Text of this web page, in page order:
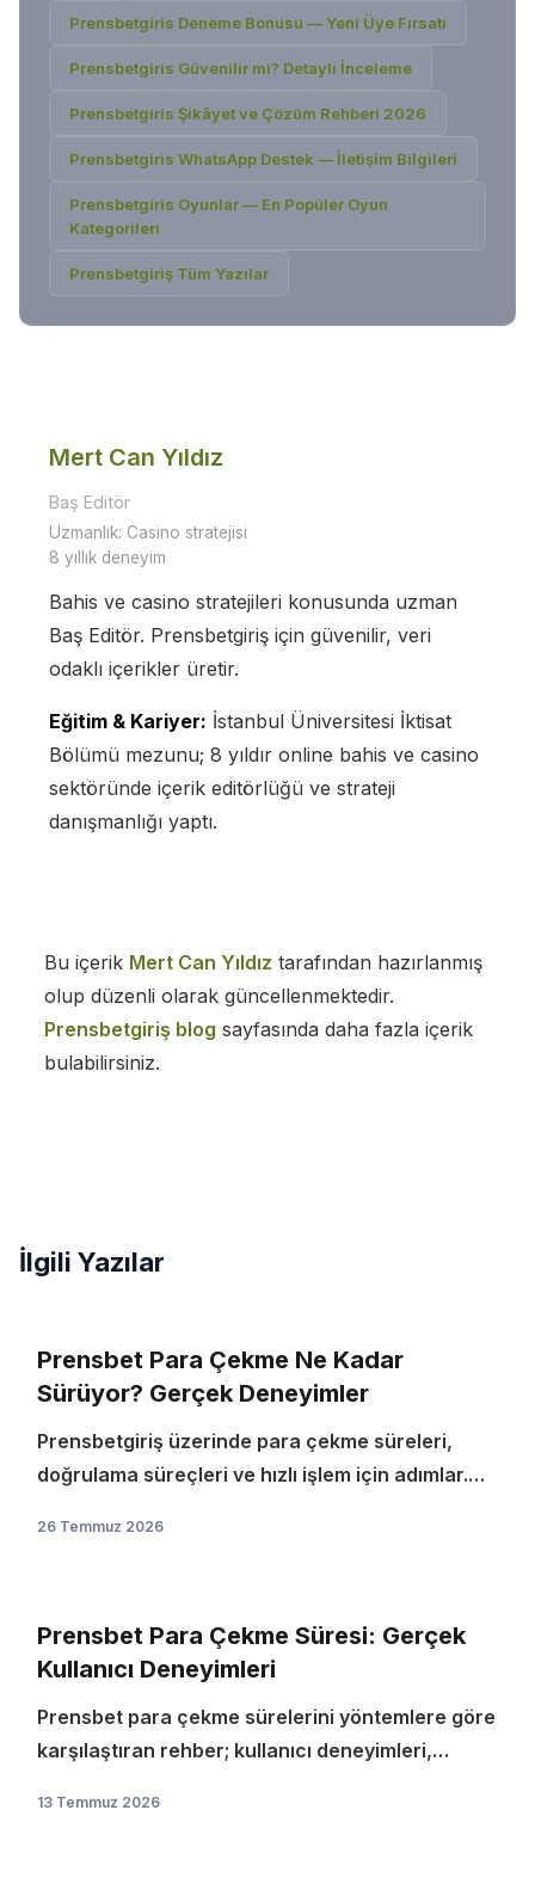
Prensbetgiris Deneme Bonusu — Yeni Üye Fırsatı
Prensbetgiris Güvenilir mi? Detaylı İnceleme
Prensbetgiris Şikâyet ve Çözüm Rehberi 2026
Prensbetgiris WhatsApp Destek — İletişim Bilgileri
Prensbetgiris Oyunlar — En Popüler Oyun
Kategorileri
Prensbetgiriş Tüm Yazılar
Mert Can Yıldız
Baş Editör
Uzmanlık: Casino stratejisi
8 yıllık deneyim
Bahis ve casino stratejileri konusunda uzman
Baş Editör. Prensbetgiriş için güvenilir, veri
odaklı içerikler üretir.
Eğitim & Kariyer: İstanbul Üniversitesi İktisat
Bölümü mezunu; 8 yıldır online bahis ve casino
sektöründe içerik editörlüğü ve strateji
danışmanlığı yaptı.
Bu içerik Mert Can Yıldız tarafından hazırlanmış
olup düzenli olarak güncellenmektedir.
Prensbetgiriş blog sayfasında daha fazla içerik
bulabilirsiniz.
İlgili Yazılar
Prensbet Para Çekme Ne Kadar
Sürüyor? Gerçek Deneyimler
Prensbetgiriş üzerinde para çekme süreleri,
doğrulama süreçleri ve hızlı işlem için adımlar.
26 Temmuz 2026
Prensbet Para Çekme Süresi: Gerçek
Kullanıcı Deneyimleri
Prensbet para çekme sürelerini yöntemlere göre
karşılaştıran rehber; kullanıcı deneyimleri,
13 Temmuz 2026